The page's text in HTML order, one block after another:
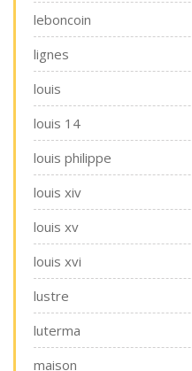
leboncoin
lignes
louis
louis 14
louis philippe
louis xiv
louis xv
louis xvi
lustre
luterma
maison